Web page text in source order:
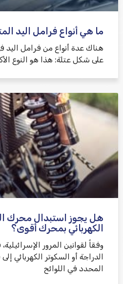
ما هي أنواع فرامل اليد
هناك عدة أنواع من فرامل اليد
على شكل عتلة: هذا هو النوع
هل يجوز استبدال محرك
الكهربائي بمحرك أقوى؟
وفقاً لقوانين المرور
الدراجة أو السكوتر الكهربائي
المحدد في اللوائح